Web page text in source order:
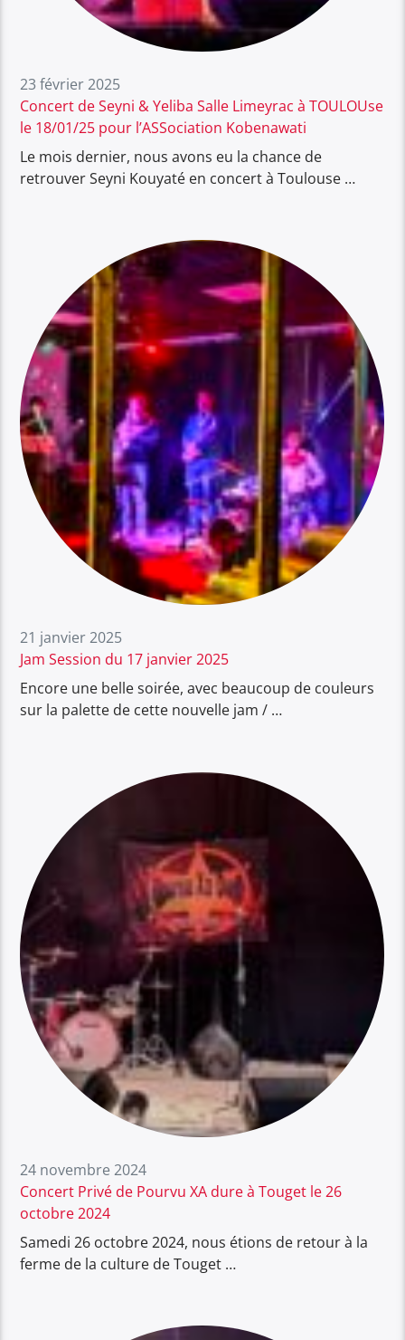
23 février 2025
Concert de Seyni & Yeliba Salle Limeyrac à TOULOUse
le 18/01/25 pour l’ASSociation Kobenawati
Le mois dernier, nous avons eu la chance de
retrouver Seyni Kouyaté en concert à Toulouse …
21 janvier 2025
Jam Session du 17 janvier 2025
Encore une belle soirée, avec beaucoup de couleurs
sur la palette de cette nouvelle jam / …
24 novembre 2024
Concert Privé de Pourvu XA dure à Touget le 26
octobre 2024
Samedi 26 octobre 2024, nous étions de retour à la
ferme de la culture de Touget …